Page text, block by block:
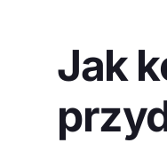
Jak